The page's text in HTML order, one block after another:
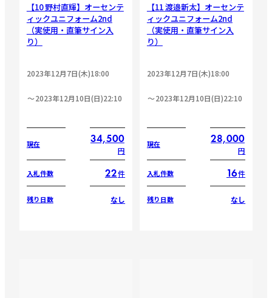
【10 野村直輝】オーセンテ
ィックユニフォーム2nd
（実使用・直筆サイン入
り）
2023年12月7日(木)18:00
2023年12月10日(日)22:10
現在 34,500
円
入札件数 22件
残り日数 なし
【11 渡邉新太】オーセンテ
ィックユニフォーム2nd
（実使用・直筆サイン入
り）
2023年12月7日(木)18:00
2023年12月10日(日)22:10
現在 28,000
円
入札件数 16件
残り日数 なし